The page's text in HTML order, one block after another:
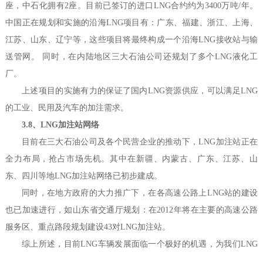
座，中石化拥有2座。目前已签订的进口LNG合约约为3400万吨/年。
中国正在规划和实施的沿海LNG项目有：广东、福建、浙江、上海、
江苏、山东、辽宁等，这些项目将最终构成一个沿海LNG接收站与输
送管网。 同时，在内陆地区三大石油公司还规划了多个LNG液化工
厂。
上述项目的实施有力的保证了国内LNG资源供应，可以满足LNG
的工业、民用及汽车的加注需求。
3.8、LNG加注站网络
目前在三大石油公司及各个民营企业的推动下，LNG加注站正在
全力布局，抢占市场先机。其中在新疆、内蒙古、广东、江苏、山
东、四川等地LNG加注站网络已初步建成。
同时，在地方政府的大力推广下，在各高速公路上LNG站的建设
也已加速进行，如山东省交通厅规划：在2012年将在主要的高速公路
服务区、重点路段规划建设43对LNG加注站。
综上所述，目前LNG车辆发展面临一个极好的机遇，为我们LNG